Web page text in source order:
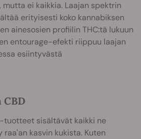
mutta ei kaikkia. Laajan spektrin
erityisesti koko kannabiksen
ainesosien profiilin THC:tä lukuun
entourage-efekti riippuu laajan
esiintyvästä
tuotteet sisältävät kaikki ne
kasvin kukista. Kuten